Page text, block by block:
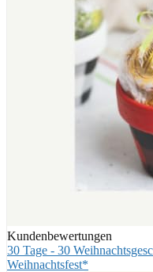
Kundenbewertungen
30 Tage - 30
Weihnachtsfest*